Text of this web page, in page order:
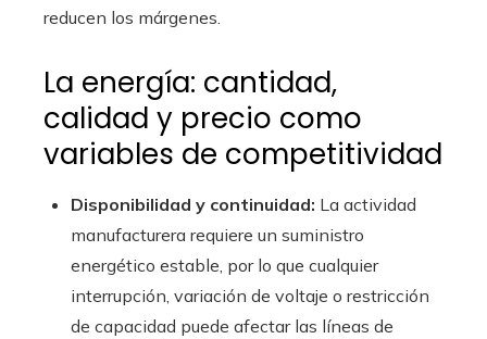
reducen los márgenes.
La energía: cantidad,
calidad y precio como
variables de competitividad
Disponibilidad y continuidad: La actividad
manufacturera requiere un suministro
energético estable, por lo que cualquier
interrupción, variación de voltaje o restricción
de capacidad puede afectar las líneas de